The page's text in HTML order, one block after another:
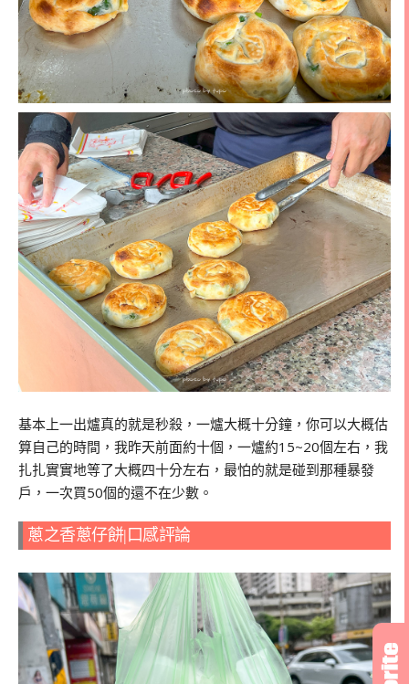
基本上一出爐真的就是秒殺，一爐大概十分鐘，你可以大概估
算自己的時間，我昨天前面約十個，一爐約15~20個左右，我
扎扎實實地等了大概四十分左右，最怕的就是碰到那種暴發
戶，一次買50個的還不在少數。
蔥之香蔥仔餅|口感評論